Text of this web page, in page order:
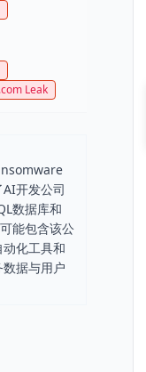
Leak
开发公司
数据库和
能包含该公
化工具和
据与用户